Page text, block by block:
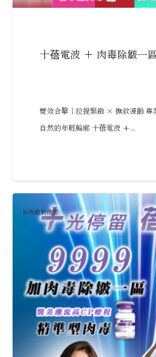
十蓓電波 + 肉毒除皺一
雙效合擊｜拉提緊緻 × 撫紋凍齡 專
自然的年輕輪廓 十蓓電波 +...
診所最新優惠